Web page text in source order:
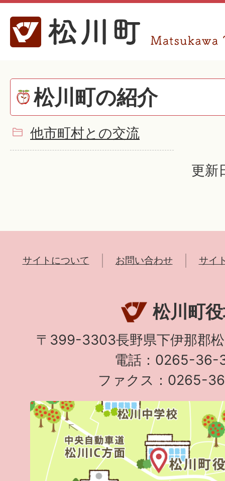
松川町の紹介
他市町村との交流
更新
サイトについて お問い合わせ サイ
松川町
〒399-3303長野県下伊那郡
電話：0265-36-
ファクス：0265-